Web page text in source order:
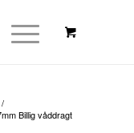
/
Billig våddragt